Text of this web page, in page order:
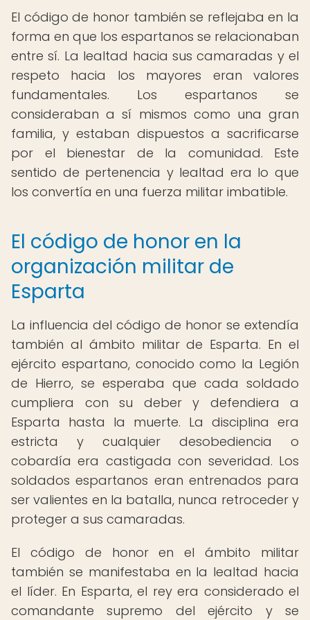
El código de honor también se reflejaba en la
forma en que los espartanos se relacionaban
entre sí. La lealtad hacia sus camaradas y el
respeto hacia los mayores eran valores
fundamentales. Los espartanos se
consideraban a sí mismos como una gran
familia, y estaban dispuestos a sacrificarse
por el bienestar de la comunidad. Este
sentido de pertenencia y lealtad era lo que
los convertía en una fuerza militar imbatible.
El código de honor en la
organización militar de
Esparta
La influencia del código de honor se extendía
también al ámbito militar de Esparta. En el
ejército espartano, conocido como la Legión
de Hierro, se esperaba que cada soldado
cumpliera con su deber y defendiera a
Esparta hasta la muerte. La disciplina era
estricta y cualquier desobediencia o
cobardía era castigada con severidad. Los
soldados espartanos eran entrenados para
ser valientes en la batalla, nunca retroceder y
proteger a sus camaradas.
El código de honor en el ámbito militar
también se manifestaba en la lealtad hacia
el líder. En Esparta, el rey era considerado el
comandante supremo del ejército y se